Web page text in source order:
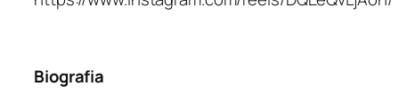
Biografia